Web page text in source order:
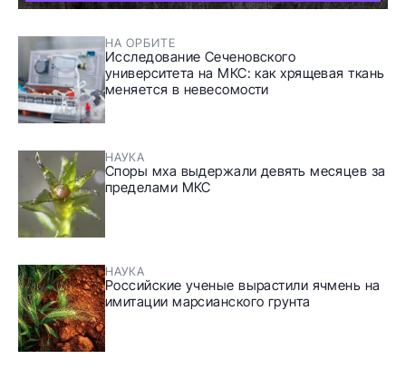
НА ОРБИТЕ
Исследование Сеченовского
университета на МКС: как хрящевая ткань
меняется в невесомости
НАУКА
Споры мха выдержали девять месяцев за
пределами МКС
НАУКА
Российские ученые вырастили ячмень на
имитации марсианского грунта